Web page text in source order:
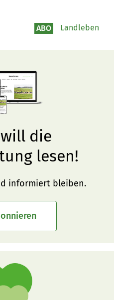
ABO Landleben
die
lesen!
informiert bleiben.